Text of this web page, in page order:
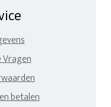
Vragen
betalen